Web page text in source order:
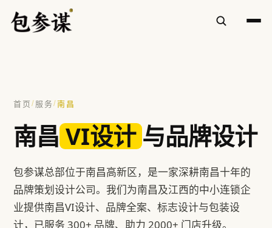
热门搜索
VI设计 空间设计 标志设计 包装设计
首页/ 服务/南昌
南昌VI设计 与品牌设计
包参谋总部位于南昌高新区，是一家深耕南昌十年的
品牌策划设计公司。我们为南昌及江西的中小连锁企
业提供南昌VI设计、品牌全案、标志设计与包装设
计，已服务 300+ 品牌、助力 2000+ 门店升级。